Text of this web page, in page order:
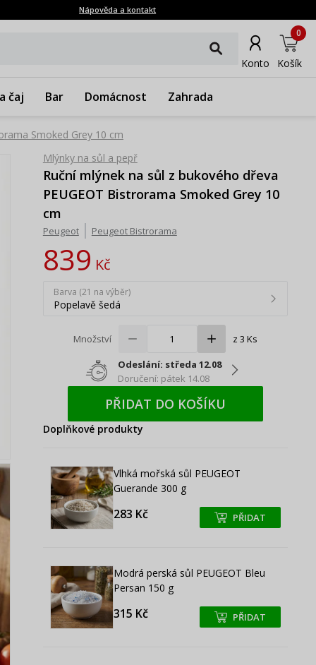
Nápověda a kontakt
Konto Košík
0
čaj Bar Domácnost Zahrada
Smoked Grey 10 cm
Mlýnky na sůl a pepř
Ruční mlýnek na sůl z bukového dřeva
PEUGEOT Bistrorama Smoked Grey 10
cm
Peugeot Peugeot Bistrorama
839Kč
Barva (21 na výběr)
Popelavě šedá
Množství z 3 Ks
Odeslání: středa 12.08
Doručení: pátek 14.08
PŘIDAT DO KOŠÍKU
Doplňkové produkty
Vlhká mořská sůl PEUGEOT
Guerande 300 g
283 Kč +
+ PŘIDAT
Modrá perská sůl PEUGEOT Bleu
Persan 150 g
315 Kč +
+ PŘIDAT